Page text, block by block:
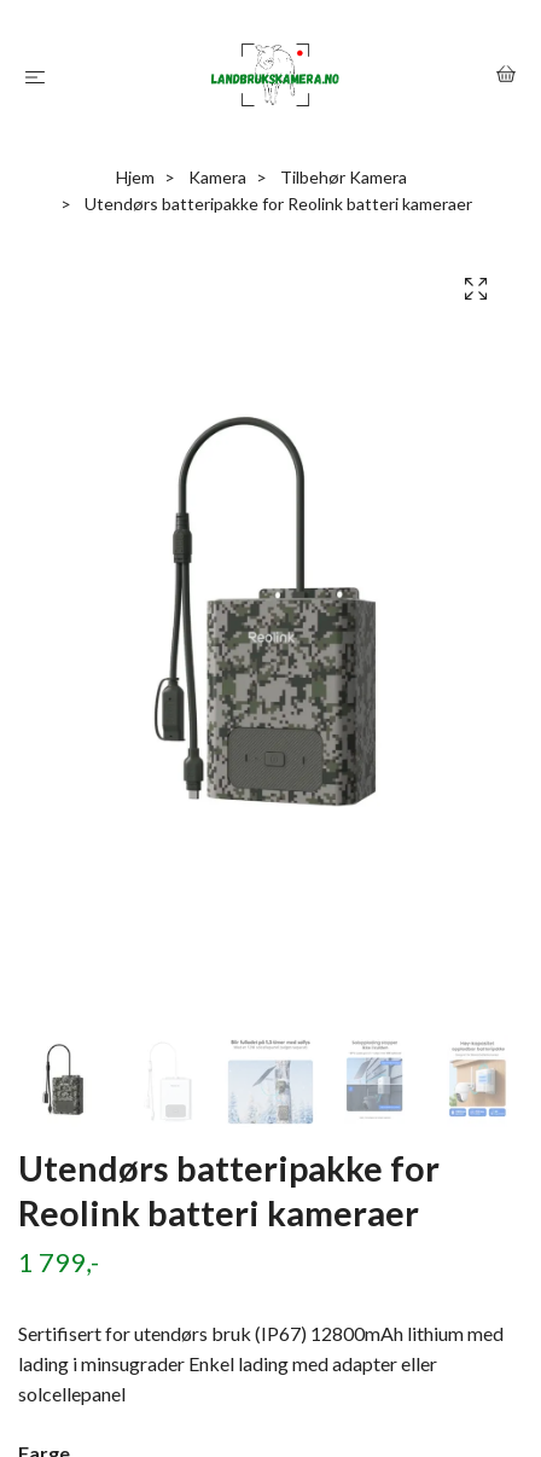
Hjem Kamera
Tilbehør Kamera
Utendørs batteripakke for Reolink batteri kameraer
Utendørs batteripakke for
Reolink batteri kameraer
1 799,-
Sertifisert for utendørs bruk (IP67) 12800mAh lithium med
lading i minsugrader Enkel lading med adapter eller
solcellepanel
Farge